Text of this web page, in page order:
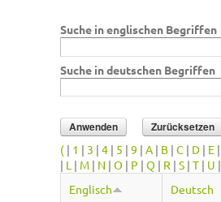
Suche in englischen Begriffen
Suche in deutschen Begriffen
( | 1 | 3 | 4 | 5 | 9 | A | B | C | D | E |
| L | M | N | O | P | Q | R | S | T | U |
Englisch
Deutsch